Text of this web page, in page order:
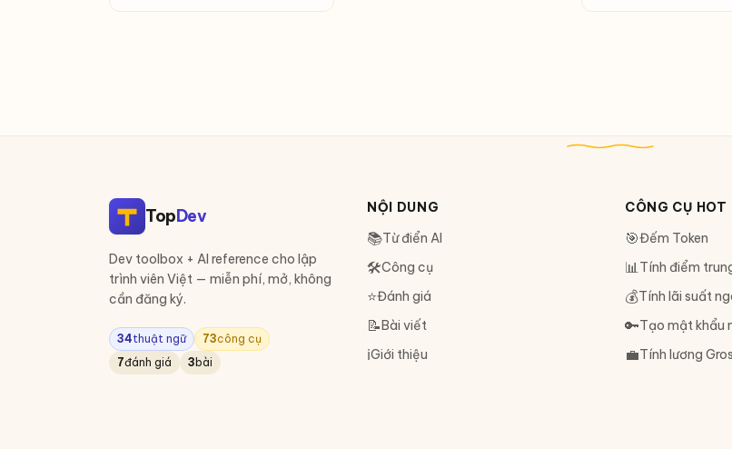
TopDev
Dev toolbox + AI reference cho lập
trình viên Việt — miễn phí, mở, không
cần đăng ký.
34thuật ngữ 73công cụ
7đánh giá 3 bài
NỘI DUNG
📚Từ điển AI
🛠Công cụ
⭐Đánh giá
📝Bài viết
ℹ️Giới thiệu
CÔNG CỤ HOT
🎯Đếm Token
📊Tính điểm
💰Tính lãi suất
🔑Tạo mật khẩu
💼Tính lương